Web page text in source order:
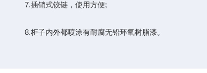
7.插销式铰链，使用方便;
8.柜子内外都喷涂有耐腐无铅环氧树脂漆。